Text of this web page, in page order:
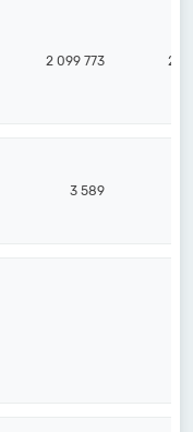
2 099 773 2
3 589